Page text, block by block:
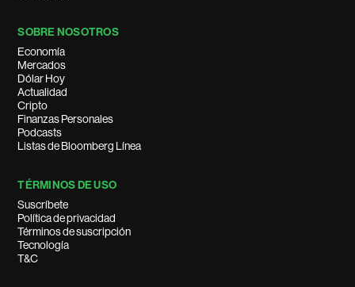
SOBRE NOSOTROS
Economía
Mercados
Dólar Hoy
Actualidad
Cripto
Finanzas Personales
Podcasts
Listas de Bloomberg Línea
TÉRMINOS DE USO
Suscríbete
Política de privacidad
Términos de suscripción
Tecnología
T&C